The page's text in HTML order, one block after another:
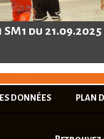
du 21.09.2025
DONNÉES PLAN